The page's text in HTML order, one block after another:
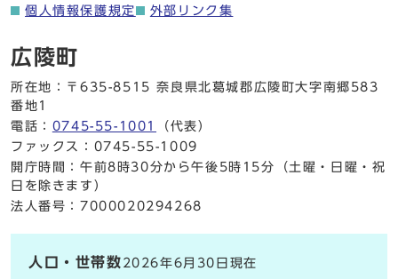
個人情報保護規定
外部リンク集
広陵町
所在地：〒635-8515 奈良県北葛城郡広陵町大字南郷583
番地1
電話： 0745-55-1001
（代表）
ファックス：0745-55-1009
開庁時間：午前8時30分から午後5時15分（土曜・日曜・祝
日を除きます）
法人番号：7000020294268
人口・世帯数 2026年6月30日現在